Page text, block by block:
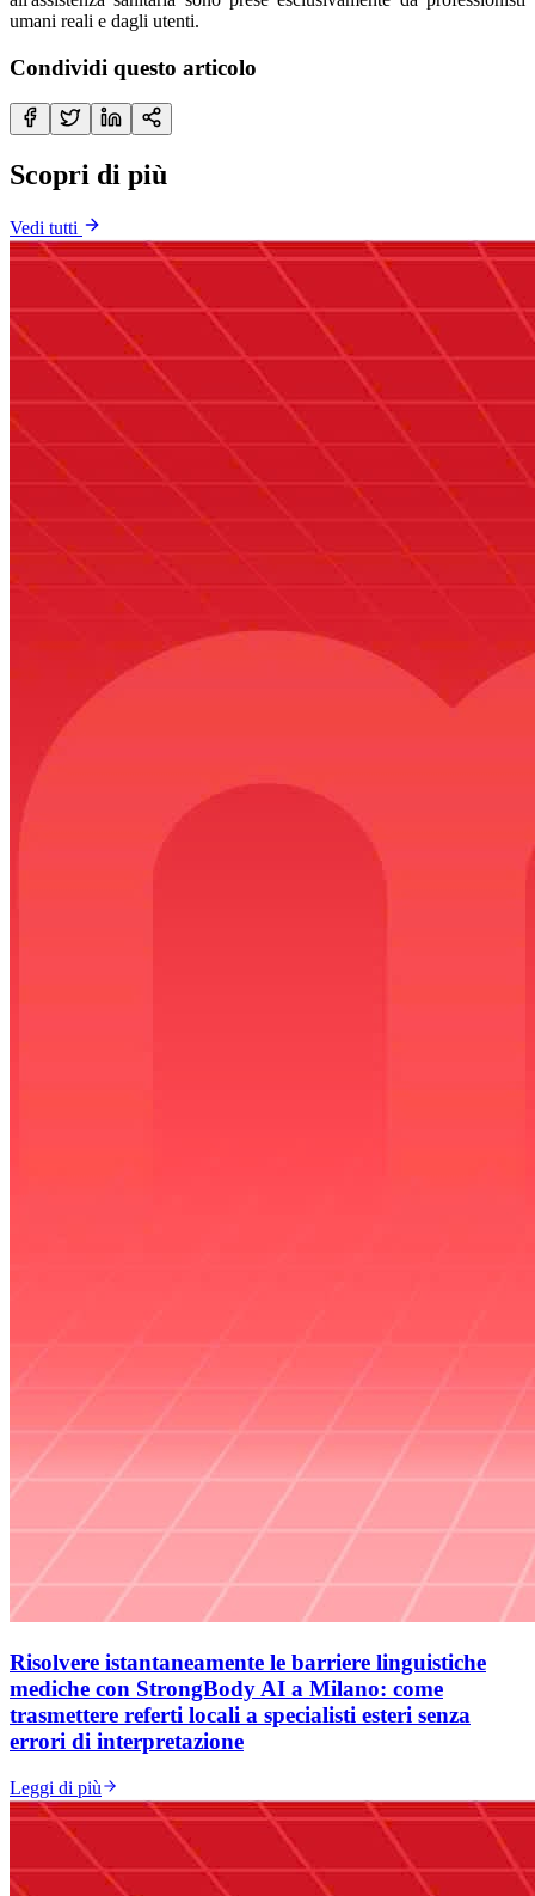
umani reali e dagli utenti.
Condividi questo articolo
Scopri di più
Vedi tutti
Risolvere istantaneamente le barriere linguistiche
mediche con StrongBody AI a Milano: come
trasmettere referti locali a specialisti esteri senza
errori di interpretazione
Leggi di più